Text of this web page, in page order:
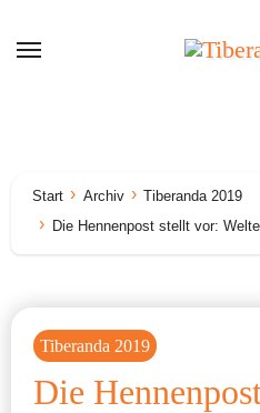
Inhalt
Start Archiv
Tiberanda 2019
Die Hennenpost stellt vor:
Tiberanda 2019
Die